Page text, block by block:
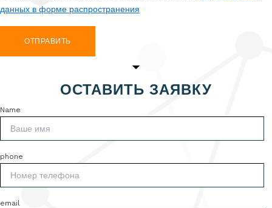
данных в форме распространения
ОТПРАВИТЬ
ОСТАВИТЬ ЗАЯВКУ
Name
phone
email